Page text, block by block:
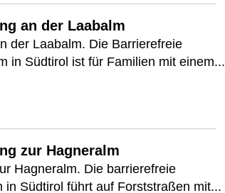
an der Laabalm
der Laabalm. Die Barrierefreie
in Südtirol ist für Familien mit einem...
zur Hagneralm
Hagneralm. Die barrierefreie
in Südtirol führt auf Forststraßen mit...